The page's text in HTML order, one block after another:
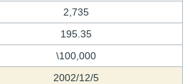
2,735
195.35
\100,000
2002/12/5